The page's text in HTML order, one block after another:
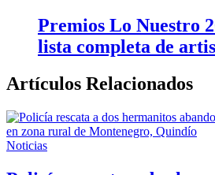
Premios Lo Nuestro
lista completa de
Artículos Relacionados
Noticias